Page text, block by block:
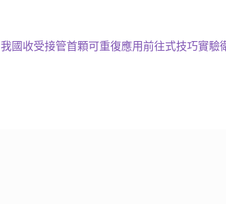
下
我國收受接管首顆可重復應用前往式技巧實驗